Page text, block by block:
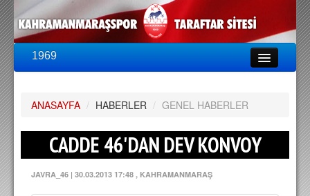
1969
PUAN DURUMU
FİKSTÜR
KADRO
A TAKIM KADROSU
ANASAYFA / HABERLER / GENEL HABERLER
CADDE 46'DAN DEV KONVOY
JAVRA_46 | 30.03.2013 17:48 , KAHRAMANMARAŞ